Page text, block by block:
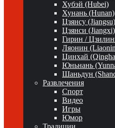
Хубэй (Hubei)
Хунань (Hunan)
Цзянсу (Jiangsu)
Цзянси (Jiangxi)
Гирин /
Ляонин
Цинхай
Юньнань
Шаньдун
Развлечения
Спорт
Видео
Игры
Юмор
Традиции